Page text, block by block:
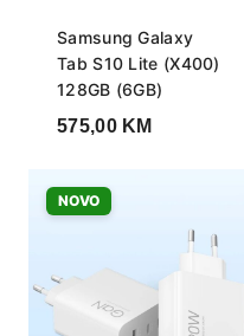
Samsung Galaxy
Tab S10 Lite (X400)
128GB (6GB)
575,00 KM
NOVO